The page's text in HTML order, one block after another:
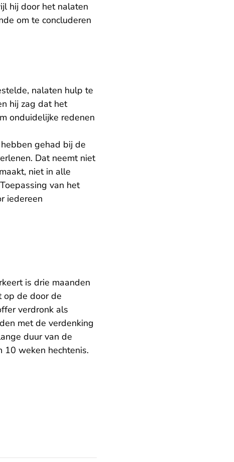
hij door het nalaten
om te concluderen
nalaten hulp te
hij zag dat het
onduidelijke redenen
gehad bij de
Dat neemt niet
niet in alle
van het
iedereen
is drie maanden
op de door de
verdronk als
met de verdenking
duur van de
weken hechtenis.